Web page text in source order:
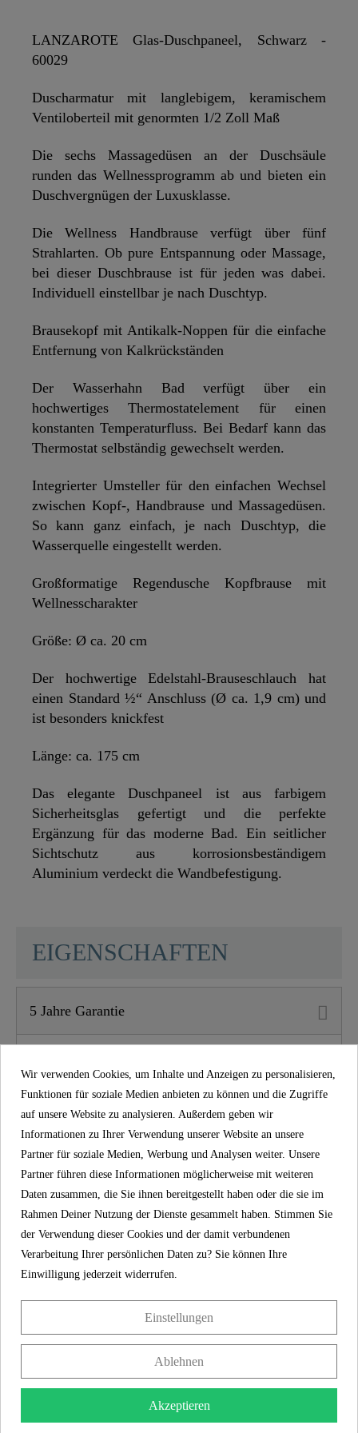
LANZAROTE Glas-Duschpaneel, Schwarz -
60029
Duscharmatur mit langlebigem, keramischem
Ventiloberteil mit genormten 1/2 Zoll Maß
Die sechs Massagedüsen an der Duschsäule
runden das Wellnessprogramm ab und bieten ein
Duschvergnügen der Luxusklasse.
Die Wellness Handbrause verfügt über fünf
Strahlarten. Ob pure Entspannung oder Massage,
bei dieser Duschbrause ist für jeden was dabei.
Individuell einstellbar je nach Duschtyp.
Brausekopf mit Antikalk-Noppen für die einfache
Entfernung von Kalkrückständen
Der Wasserhahn Bad verfügt über ein
hochwertiges Thermostatelement für einen
konstanten Temperaturfluss. Bei Bedarf kann das
Thermostat selbständig gewechselt werden.
Integrierter Umsteller für den einfachen Wechsel
zwischen Kopf-, Handbrause und Massagedüsen.
So kann ganz einfach, je nach Duschtyp, die
Wasserquelle eingestellt werden.
Großformatige Regendusche Kopfbrause mit
Wellnesscharakter
Größe: Ø ca. 20 cm
Der hochwertige Edelstahl-Brauseschlauch hat
einen Standard ½“ Anschluss (Ø ca. 1,9 cm) und
ist besonders knickfest
Länge: ca. 175 cm
Das elegante Duschpaneel ist aus farbigem
Sicherheitsglas gefertigt und die perfekte
Ergänzung für das moderne Bad. Ein seitlicher
Sichtschutz aus korrosionsbeständigem
Aluminium verdeckt die Wandbefestigung.
Material
ABS (außen) / POM
Farbe Schwarz
Gewicht 12,7 Kg
Anzahl Strahlarten 5
EIGENSCHAFTEN
5 Jahre Garantie
5 Jahre Garantie
langfristige Sicherheit und Zufriedenheit. Dies untermauern
wir mit einem verbindlichen Versprechen – denn bei jedem
Einkauf zählen Zufriedenheit und Vertrauen.
Produkteigenschaften
Wir verwenden Cookies, um Inhalte und Anzeigen zu personalisieren,
Funktionen für soziale Medien anbieten zu können und die Zugriffe
auf unsere Website zu analysieren. Außerdem geben wir
Informationen zu Ihrer Verwendung unserer Website an unsere
Partner für soziale Medien, Werbung und Analysen weiter. Unsere
Partner führen diese Informationen möglicherweise mit weiteren
Daten zusammen, die Sie ihnen bereitgestellt haben oder die sie im
Rahmen Deiner Nutzung der Dienste gesammelt haben. Stimmen Sie
der Verwendung dieser Cookies und der damit verbundenen
Verarbeitung Ihrer persönlichen Daten zu? Sie können Ihre
Einwilligung jederzeit widerrufen.
Einstellungen
Ablehnen
Akzeptieren